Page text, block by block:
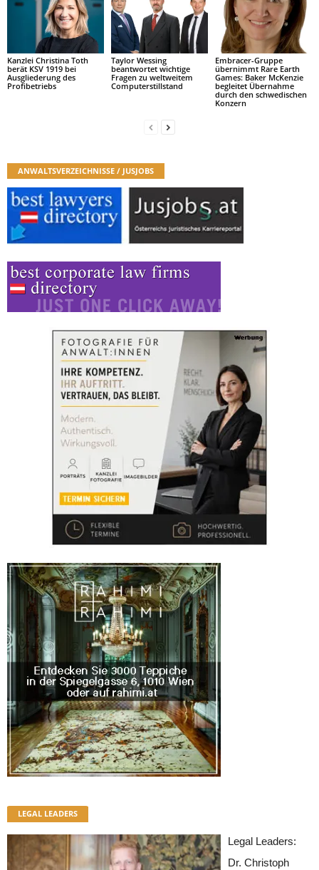
Kanzlei Christina Toth
berät KSV 1919 bei
Ausgliederung des
Profibetriebs
Taylor Wessing
beantwortet wichtige
Fragen zu weltweitem
Computerstillstand
Embracer-Gruppe
übernimmt Rare Earth
Games: Baker McKenzie
begleitet Übernahme
durch den schwedischen
Konzern
ANWALTSVERZEICHNISSE / JUSJOBS
LEGAL LEADERS
Legal Leaders:
Dr. Christoph